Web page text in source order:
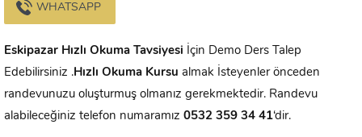
WHATSAPP
Eskipazar Hızlı Okuma Tavsiyesi İçin Demo Ders Talep
Edebilirsiniz .Hızlı Okuma Kursu almak İsteyenler önceden
randevunuzu oluşturmuş olmanız gerekmektedir. Randevu
alabileceğiniz telefon numaramız 0532 359 34 41‘dir.